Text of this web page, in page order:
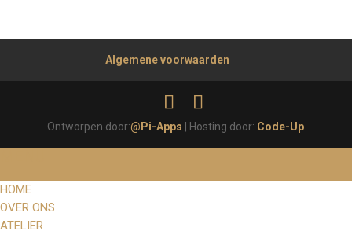
Algemene voorwaarden
Ontworpen door:@Pi-Apps | Hosting door: Code-Up
HOME
OVER ONS
ATELIER